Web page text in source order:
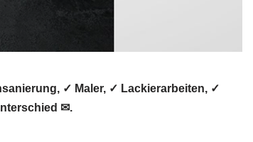
✓ Maler, ✓ Lackierarbeiten, ✓
✉.